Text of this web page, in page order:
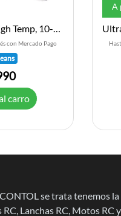
Ultra Plug Set, High Temp, 10-12AWG, Male and Female
con Mercado Pago
carro
A
se trata tenemos
Lanchas RC, Motos RC